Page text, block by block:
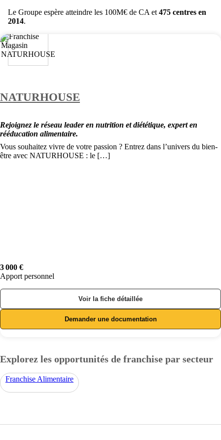
Le Groupe espère atteindre les 100M€ de CA et 475 centres en
2014.
NATURHOUSE
Rejoignez le réseau leader en nutrition et diététique, expert en
rééducation alimentaire.
Vous souhaitez vivre de votre passion ? Entrez dans l’univers du bien-
être avec NATURHOUSE : le […]
3 000 €
Apport personnel
Voir la fiche détaillée
Demander une documentation
Explorez les opportunités de franchise par secteur
Franchise Alimentaire